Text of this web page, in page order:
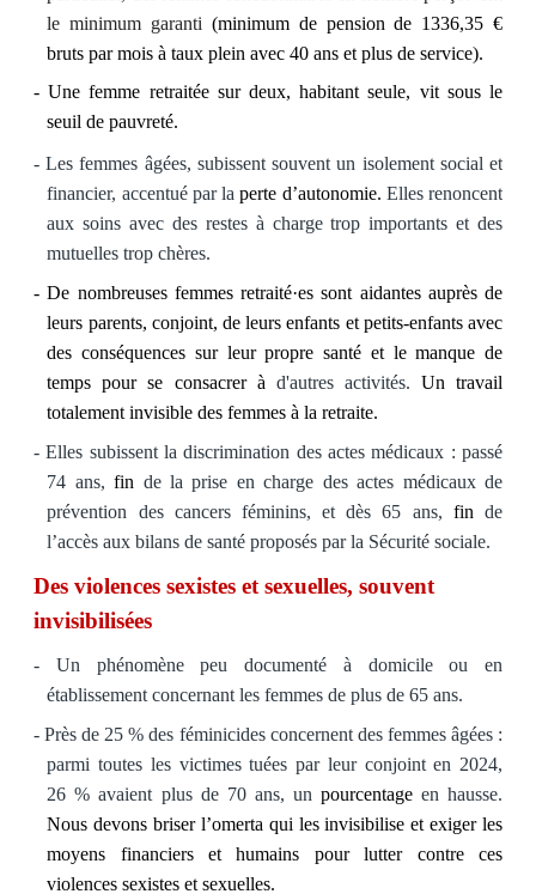
le minimum garanti (minimum de pension de 1336,35€
bruts par mois à taux plein avec 40 ans et plus de service).
- Une femme retraitée sur deux, habitant seule, vit sous le
seuil de pauvreté.
- Les femmes âgées, subissent souvent un isolement social et
financier, accentué par laperte d’autonomie. Elles renoncent
aux soins avec des restes à charge trop importants et des
mutuelles trop chères.
- De nombreuses femmes retraité·es sont aidantes auprès de
leurs parents, conjoint, de leurs enfants et petits-enfants avec
des conséquences sur leur propre santé et le manque de
temps pour se consacrer à d'autres activités. Un travail
totalement invisible des femmes à la retraite.
- Elles subissent la discrimination des actes médicaux : passé
74 ans,fin de la prise en charge des actes médicaux de
prévention des cancers féminins, et dès 65 ans, fin de
l’accès aux bilans de santé proposés par la Sécurité sociale.
Des violences sexistes et sexuelles, souvent
invisibilisées
- Un phénomène peu documenté à domicile ou en
établissement concernant les femmes de plus de 65 ans.
- Près de 25 % des féminicides concernent des femmes âgées :
parmi toutes les victimes tuées par leur conjoint en 2024,
26 % avaient plus de 70 ans, un pourcentage en hausse.
Nous devons briser l’omerta qui les invisibilise et exiger les
moyens financiers et humains pour lutter contre ces
violences sexistes et sexuelles.